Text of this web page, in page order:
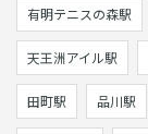
有明テニスの森駅
天王洲アイル駅
田町駅 品川駅